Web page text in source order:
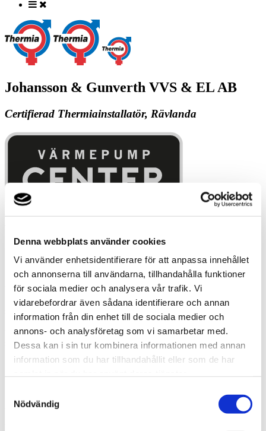
Denna webbplats använder cookies
Vi använder enhetsidentifierare för att anpassa innehållet
och annonserna till användarna, tillhandahålla funktioner
för sociala medier och analysera vår trafik. Vi
vidarebefordrar även sådana identifierare och annan
information från din enhet till de sociala medier och
annons- och analysföretag som vi samarbetar med.
Dessa kan i sin tur kombinera informationen med annan
information som du har tillhandahållit eller som de har
Nödvändig
Johansson & Gunverth VVS & EL AB
Certifierad Thermiainstallatör, Rävlanda
I mer än 100 år har
innovativa värmelösningar LÄS MER HÄR
Johansson & Gunverth VVS & EL AB
Vi erbjuder dig allt inom uppvärmning och arbetar endast med de
ledande aktörerna inom varje arbetsområde. Våra specialutbildade
servicetekniker har fullständiga certifikat och vi kalkylerar,
installerar, servar och utför även konvertering av ditt befintliga
värmesystem, från eluppvärmning till vattenburen värme, allt för att
sänka din energikostnad.
Öppettider